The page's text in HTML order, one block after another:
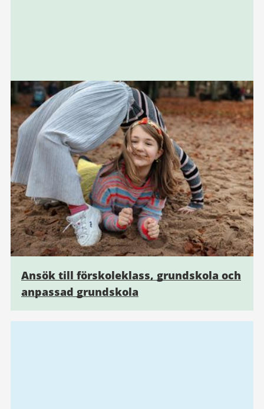
Ansök till förskoleklass, grundskola och
anpassad grundskola